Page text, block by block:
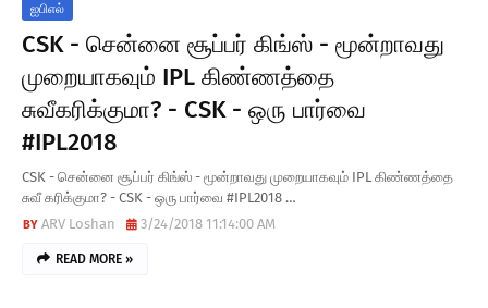
ஐபிஎல்
CSK - சென்னை சூப்பர் கிங்ஸ் - மூன்றாவது
முறையாகவும் IPL கிண்ணத்தை
சுவீகரிக்குமா? - CSK - ஒரு பார்வை
#IPL2018
CSK - சென்னை சூப்பர் கிங்ஸ் - மூன்றாவது முறையாகவும் IPL கிண்ணத்தை
சுவீ கரிக்குமா? - CSK - ஒரு பார்வை #IPL2018 …
ARV Loshan
3/24/2018 11:14:00 AM
READ MORE »